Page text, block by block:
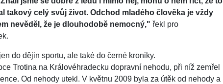
takový celý svůj život. Odchod mladého člověka je vždy
nevěděl, že je dlouhodobě nemocný," řekl pro
do dějin sportu, ale také do černé kroniky.
Trotina na Královéhradecku dopravní nehodu, při níž zemřel
Od nehody utekl. V květnu 2009 byla za útěk od nehody a